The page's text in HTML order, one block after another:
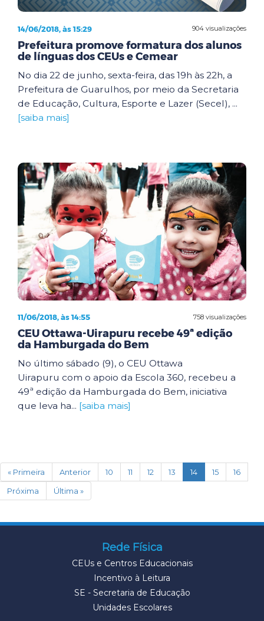
904 visualizações
14/06/2018, às 15:29
Prefeitura promove formatura dos alunos
de línguas dos CEUs e Cemear
No dia 22 de junho, sexta-feira, das 19h às 22h, a
Prefeitura de Guarulhos, por meio da Secretaria
de Educação, Cultura, Esporte e Lazer (Secel), ...
[saiba mais]
758 visualizações
11/06/2018, às 14:55
CEU Ottawa-Uirapuru recebe 49ª edição
da Hamburgada do Bem
No último sábado (9), o CEU Ottawa
Uirapuru com o apoio da Escola 360, recebeu a
49ª edição da Hamburgada do Bem, iniciativa
que leva ha... [saiba mais]
« Primeira Anterior 10 11 12 13 14(current)
15
16
Próxima
Última »
Rede Física
CEUs e Centros Educacionais
Incentivo à Leitura
SE - Secretaria de Educação
Unidades Escolares